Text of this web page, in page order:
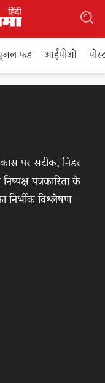
फंड आईपीओ
पर सटीक, निडर
पत्रकारिता के
निर्भीक विश्लेषण